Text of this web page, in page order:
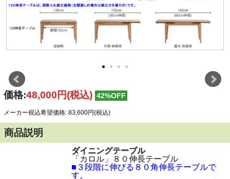
価格:48,000円(税込) 42%OFF
メーカー税込希望価格: 83,600円(税込)
商品説明
ダイニングテーブル
「カロル」８０伸長テーブル
■３段階に伸びる８０角伸長テーブルで
す。